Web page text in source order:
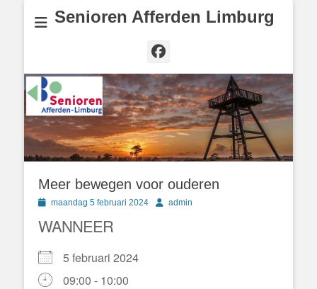
Senioren Afferden Limburg
Facebook
Meer bewegen voor ouderen
Geplaatst
maandag 5 februari 2024 Authoradmin
WANNEER
5 februari 2024
09:00 - 10:00